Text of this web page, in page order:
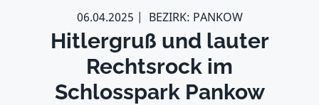
06.04.2025 BEZIRK: PANKOW
Hitlergruß und lauter
Rechtsrock im
Schlosspark Pankow